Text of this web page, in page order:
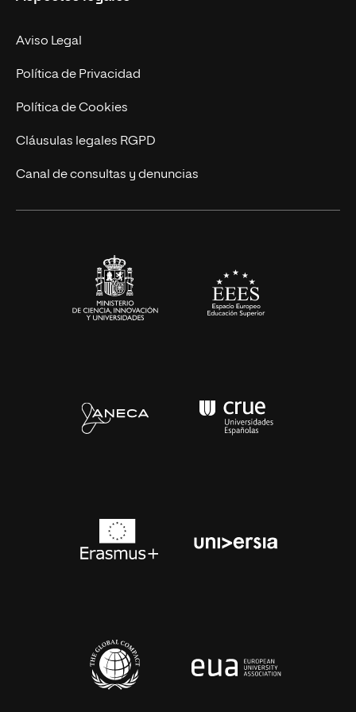
Experto Universitario
Postgrados
Cursos Universitarios
Facultades
Nuestro Equipo
Trabaja en UNIR
Actualidad
UNIR Revista
Eventos
Aviso Legal
Política de Privacidad
Política de Cookies
Cláusulas legales RGPD
Canal de consultas y denuncias